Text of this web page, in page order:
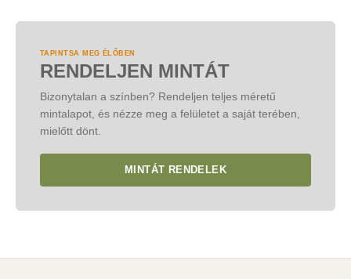
KATEGÓRIA: VÁSÁRLÁS
lehetőség a budapesti vagy a veresegyházi raktárunkból,
előzetes egyeztetéssel.
KATEGÓRIA: VÁSÁRLÁS
TAPINTSA MEG ÉLŐBEN
RENDELJEN MINTÁT
Bizonytalan a színben? Rendeljen teljes méretű
mintalapot, és nézze meg a felületet a saját terében,
mielőtt dönt.
MINTÁT RENDELEK